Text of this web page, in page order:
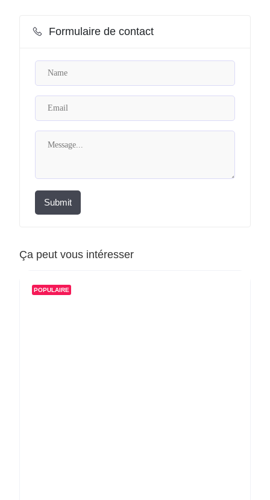
Formulaire de contact
Submit
Ça peut vous intéresser
POPULAIRE